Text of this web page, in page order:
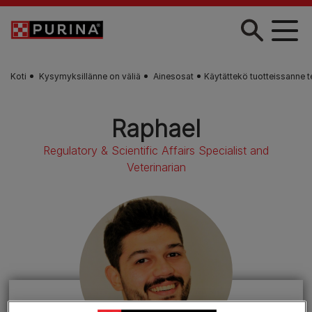
Skip to main content
Koti Kysymyksillänne on väliä Ainesosat Käytättekö tuotteissanne
Raphael
Regulatory & Scientific Affairs Specialist and
Veterinarian